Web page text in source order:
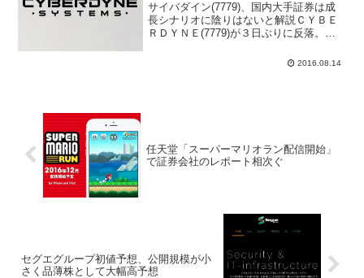
サイバダイン(7779)、国内大手証券は成
長シナリオに陰りはないと解説ＣＹＢＥ
ＲＤＹＮＥ(7779)が３日ぶりに反落。現
ょうは野村証券によるレポートが確認さ
2016.08.14
任天堂「スーパーマリオラン配信開始」
で証券会社のレポート相次ぐ
セグエグループ初値予想、公開規模が小
さく品薄株として大幅高予想